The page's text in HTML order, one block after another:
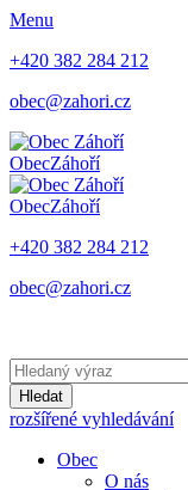
Menu
+420 382 284 212
obec@zahori.cz
ObecZáhoří
ObecZáhoří
+420 382 284 212
obec@zahori.cz
Hledat
rozšířené vyhledávání
Obec
O nás